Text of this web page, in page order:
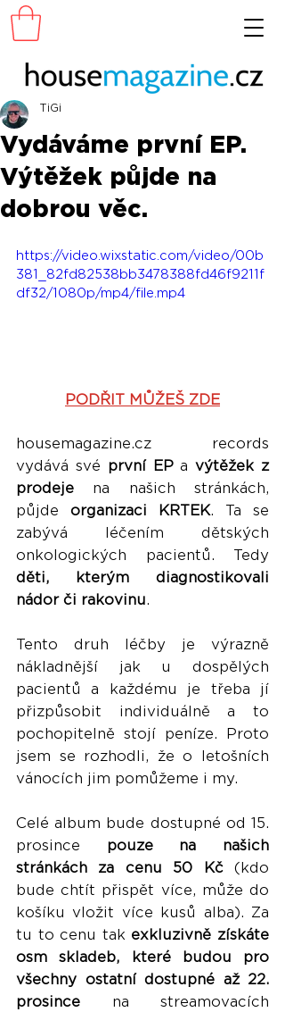
Vydáváme první EP.
Výtěžek půjde na
dobrou věc.
TiGi
https://video.wixstatic.com/video/00b
381_82fd82538bb3478388fd46f9211f
df32/1080p/mp4/file.mp4
PODŘIT MŮŽEŠ ZDE
housemagazine.cz records
vydává své první EP a výtěžek z
prodeje na našich stránkách,
půjde organizaci KRTEK. Ta se
zabývá léčením dětských
děti, kterým diagnostikovali
nádor či rakovinu.
Tento druh léčby je výrazně
nákladnější jak u dospělých
pacientů a každému je třeba jí
přizpůsobit individuálně a to
pochopitelně stojí peníze. Proto
jsem se rozhodli, že o letošních
vánocích jim pomůžeme i my.
Celé album bude dostupné od 15.
prosince pouze na našich
stránkách za cenu 50 Kč (kdo
bude chtít přispět více, může do
košíku vložit více kusů alba). Za
tu to cenu tak exkluzivně získáte
osm skladeb, které budou pro
všechny ostatní dostupné až 22.
prosince na streamovacích